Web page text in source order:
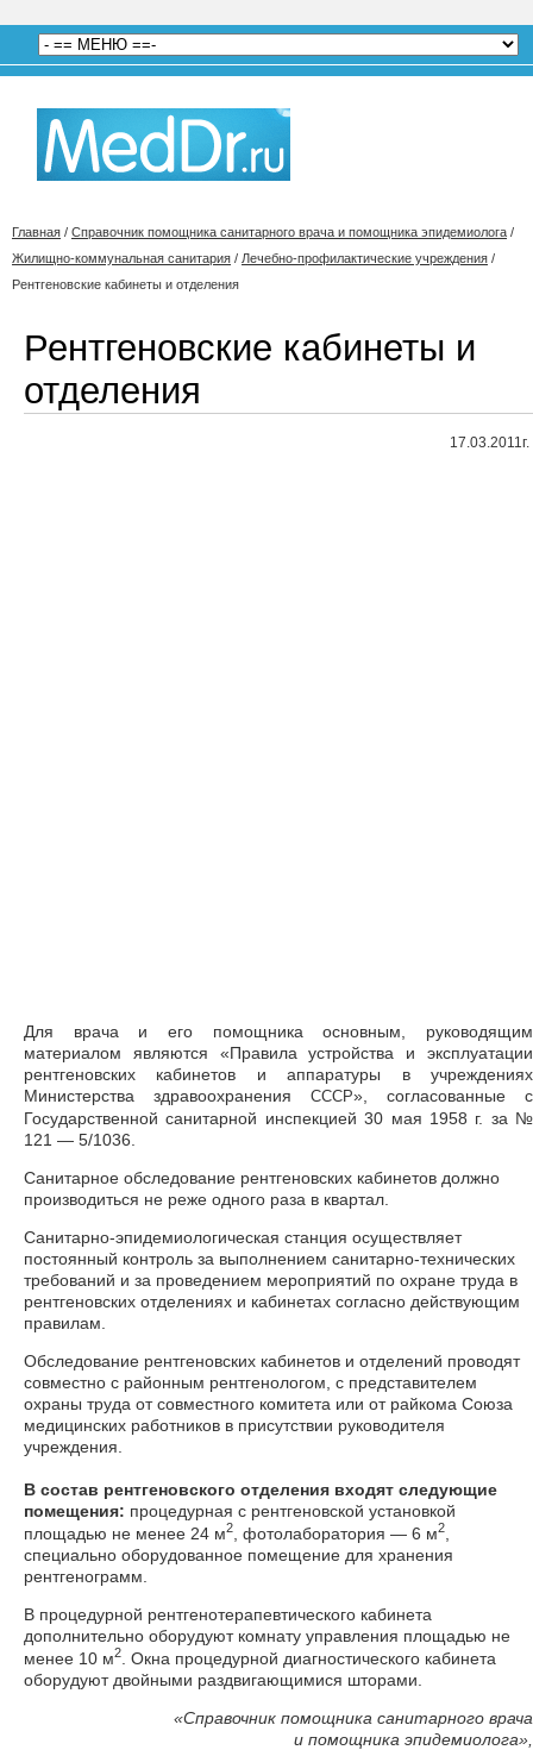
Главная / Справочник помощника санитарного врача и помощника эпидемиолога /
Жилищно-коммунальная санитария / Лечебно-профилактические учреждения /
Рентгеновские кабинеты и отделения
Рентгеновские кабинеты и
отделения
17.03.2011г.
Для врача и его помощника основным, руководящим
материалом являются «Правила устройства и эксплуатации
рентгеновских кабинетов и аппаратуры в учреждениях
Министерства здравоохранения СССР», согласованные с
Государственной санитарной инспекцией 30 мая 1958 г. за №
121 — 5/1036.
Санитарное обследование рентгеновских кабинетов должно
производиться не реже одного раза в квартал.
Санитарно-эпидемиологическая станция осуществляет
постоянный контроль за выполнением санитарно-технических
требований и за проведением мероприятий по охране труда в
рентгеновских отделениях и кабинетах согласно действующим
правилам.
Обследование рентгеновских кабинетов и отделений проводят
совместно с районным рентгенологом, с представителем
охраны труда от совместного комитета или от райкома Союза
медицинских работников в присутствии руководителя
учреждения.
В состав рентгеновского отделения входят следующие
помещения: процедурная с рентгеновской установкой
площадью не менее 24 м2 , фотолаборатория — 6 м2
специально оборудованное помещение для хранения
рентгенограмм.
В процедурной рентгенотерапевтического кабинета
дополнительно оборудуют комнату управления площадью не
менее 10 м2
. Окна процедурной диагностического кабинета
оборудуют двойными раздвигающимися шторами.
«Справочник помощника санитарного врача
и помощника эпидемиолога»,